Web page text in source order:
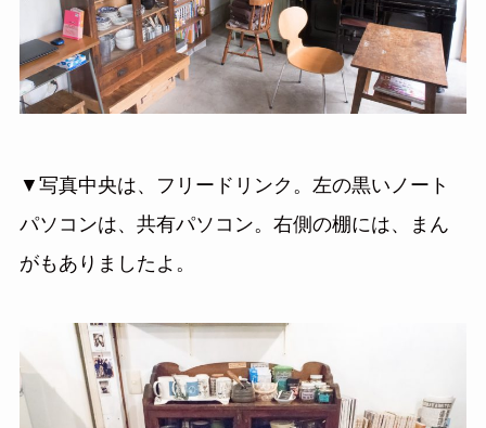
▼写真中央は、フリードリンク。左の黒いノート
パソコンは、共有パソコン。右側の棚には、まん
がもありましたよ。